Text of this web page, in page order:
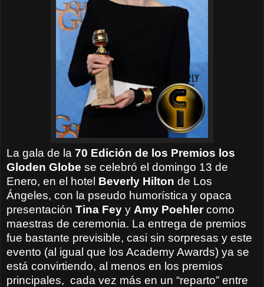
La gala de la 70 Edición de los Premios los
Gloden Globe se celebró el domingo 13 de
Enero, en el hotel Beverly Hilton de Los
Ángeles, con la pseudo humorística y opaca
presentación Tina Fey y Amy Poehlercomo
maestras de ceremonia. La entrega de premios
fue bastante previsible, casi sin sorpresas y este
evento (al igual que los Academy Awards) ya se
está convirtiendo, al menos en los premios
principales, cada vez más en un “reparto” entre